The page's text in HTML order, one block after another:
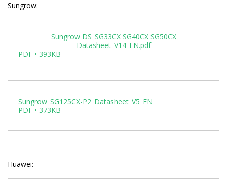
Sungrow:
Sungrow DS_SG33CX SG40CX SG50CX
Datasheet_V14_EN.pdf
PDF • 393KB
Sungrow_SG125CX-P2_Datasheet_V5_EN
PDF • 373KB
Huawei: